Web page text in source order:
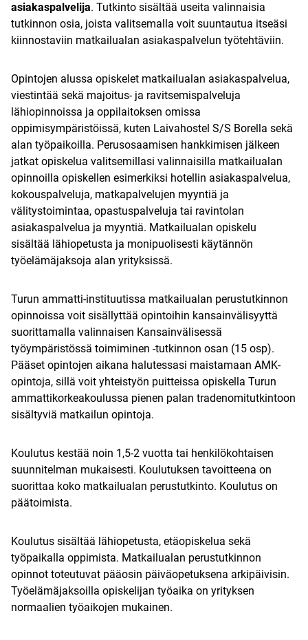
asiakaspalvelija. Tutkinto sisältää useita valinnaisia
tutkinnon osia, joista valitsemalla voit suuntautua itseäsi
kiinnostaviin matkailualan asiakaspalvelun työtehtäviin.
Opintojen alussa opiskelet matkailualan asiakaspalvelua,
viestintää sekä majoitus- ja ravitsemispalveluja
lähiopinnoissa ja oppilaitoksen omissa
oppimisympäristöissä, kuten Laivahostel S/S Borella sekä
alan työpaikoilla. Perusosaamisen hankkimisen jälkeen
jatkat opiskelua valitsemillasi valinnaisilla matkailualan
opinnoilla opiskellen esimerkiksi hotellin asiakaspalvelua,
kokouspalveluja, matkapalvelujen myyntiä ja
välitystoimintaa, opastuspalveluja tai ravintolan
asiakaspalvelua ja myyntiä. Matkailualan opiskelu
sisältää lähiopetusta ja monipuolisesti käytännön
työelämäjaksoja alan yrityksissä.
Turun ammatti-instituutissa matkailualan perustutkinnon
opinnoissa voit sisällyttää opintoihin kansainvälisyyttä
suorittamalla valinnaisen Kansainvälisessä
työympäristössä toimiminen -tutkinnon osan (15 osp).
Pääset opintojen aikana halutessasi maistamaan AMK-
opintoja, sillä voit yhteistyön puitteissa opiskella Turun
ammattikorkeakoulussa pienen palan tradenomitutkintoon
sisältyviä matkailun opintoja.
Koulutus kestää noin 1,5-2 vuotta tai henkilökohtaisen
suunnitelman mukaisesti. Koulutuksen tavoitteena on
suorittaa koko matkailualan perustutkinto. Koulutus on
päätoimista.
Koulutus sisältää lähiopetusta, etäopiskelua sekä
työpaikalla oppimista. Matkailualan perustutkinnon
opinnot toteutuvat pääosin päiväopetuksena arkipäivisin.
Työelämäjaksoilla opiskelijan työaika on yrityksen
normaalien työaikojen mukainen.